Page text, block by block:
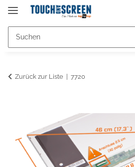
Zurück zur Liste 7720